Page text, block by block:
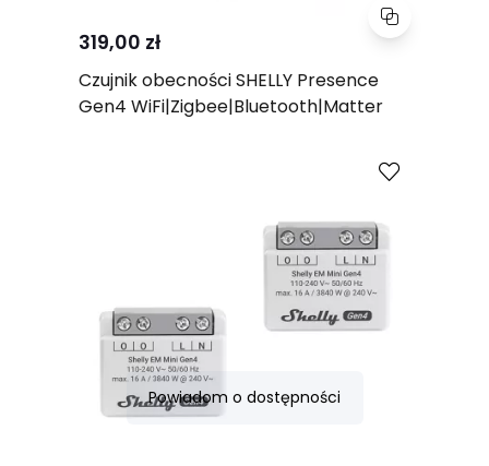
319,00 zł
Czujnik obecności SHELLY Presence
Gen4 WiFi|Zigbee|Bluetooth|Matter
Powiadom o dostępności